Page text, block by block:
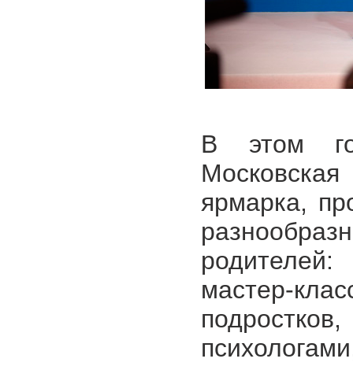
В этом
ярмарка,
родителей:
мастер-